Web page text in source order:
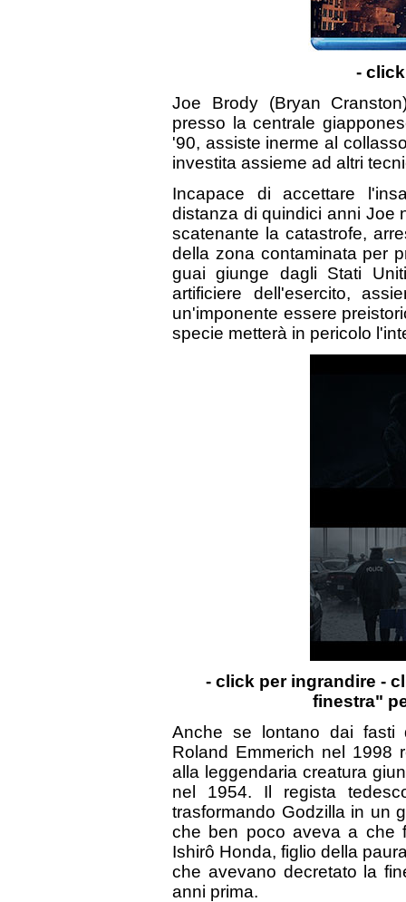
-
Joe Brody (Bryan
presso la centrale
'90, assiste inerme al
investita assieme ad altri
Incapace di accettare
distanza di quindici anni Joe
scatenante la catastrofe,
della zona contaminata per
guai giunge dagli Stati
artificiere dell'esercito,
un'imponente essere
specie metterà in pericolo
- click per ingrandire -
finestra"
Anche se lontano dai fasti
Roland Emmerich nel 1998
alla leggendaria creatura
nel 1954. Il regista
trasformando Godzilla in un
che ben poco aveva a che
Ishirô Honda, figlio della
che avevano decretato la
anni prima.